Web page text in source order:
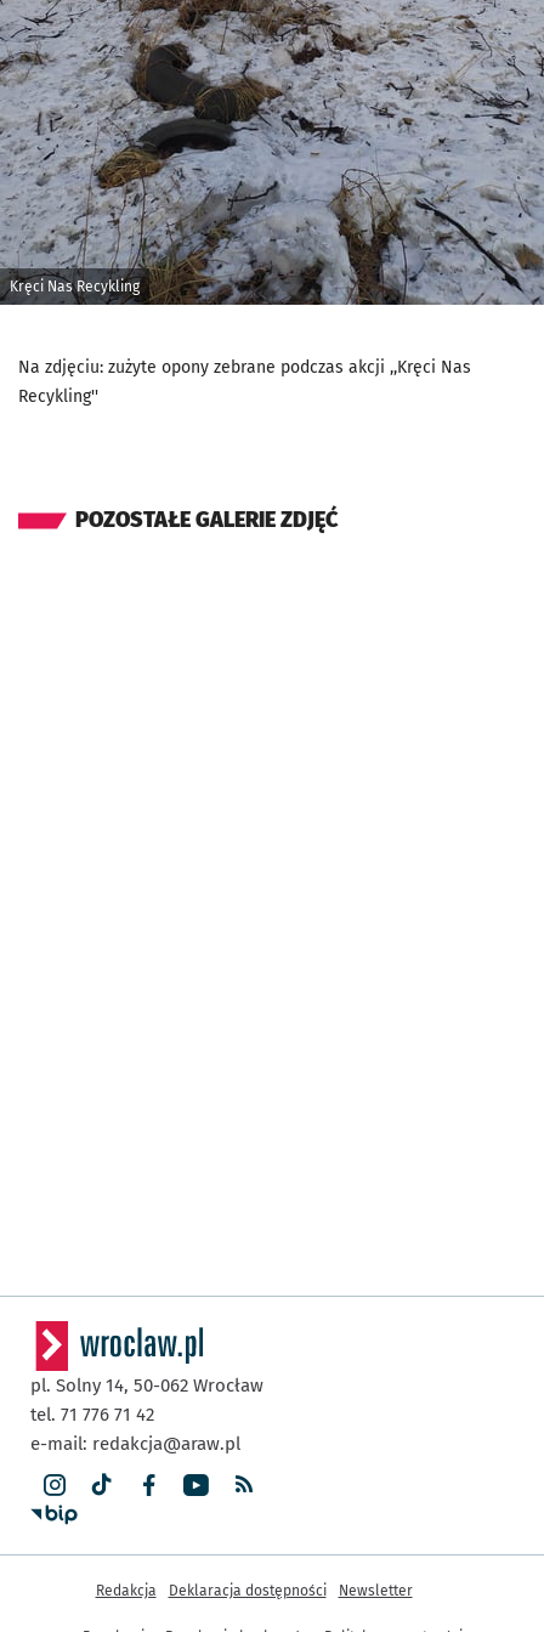
Kręci Nas Recykling
Na zdjęciu: zużyte opony zebrane podczas akcji ,,Kręci Nas
Recykling''
POZOSTAŁE GALERIE ZDJĘĆ
pl. Solny 14, 50-062 Wrocław
tel. 71 776 71 42
e-mail: redakcja@araw.pl
Inne informacje
Redakcja Deklaracja dostępności Newsletter